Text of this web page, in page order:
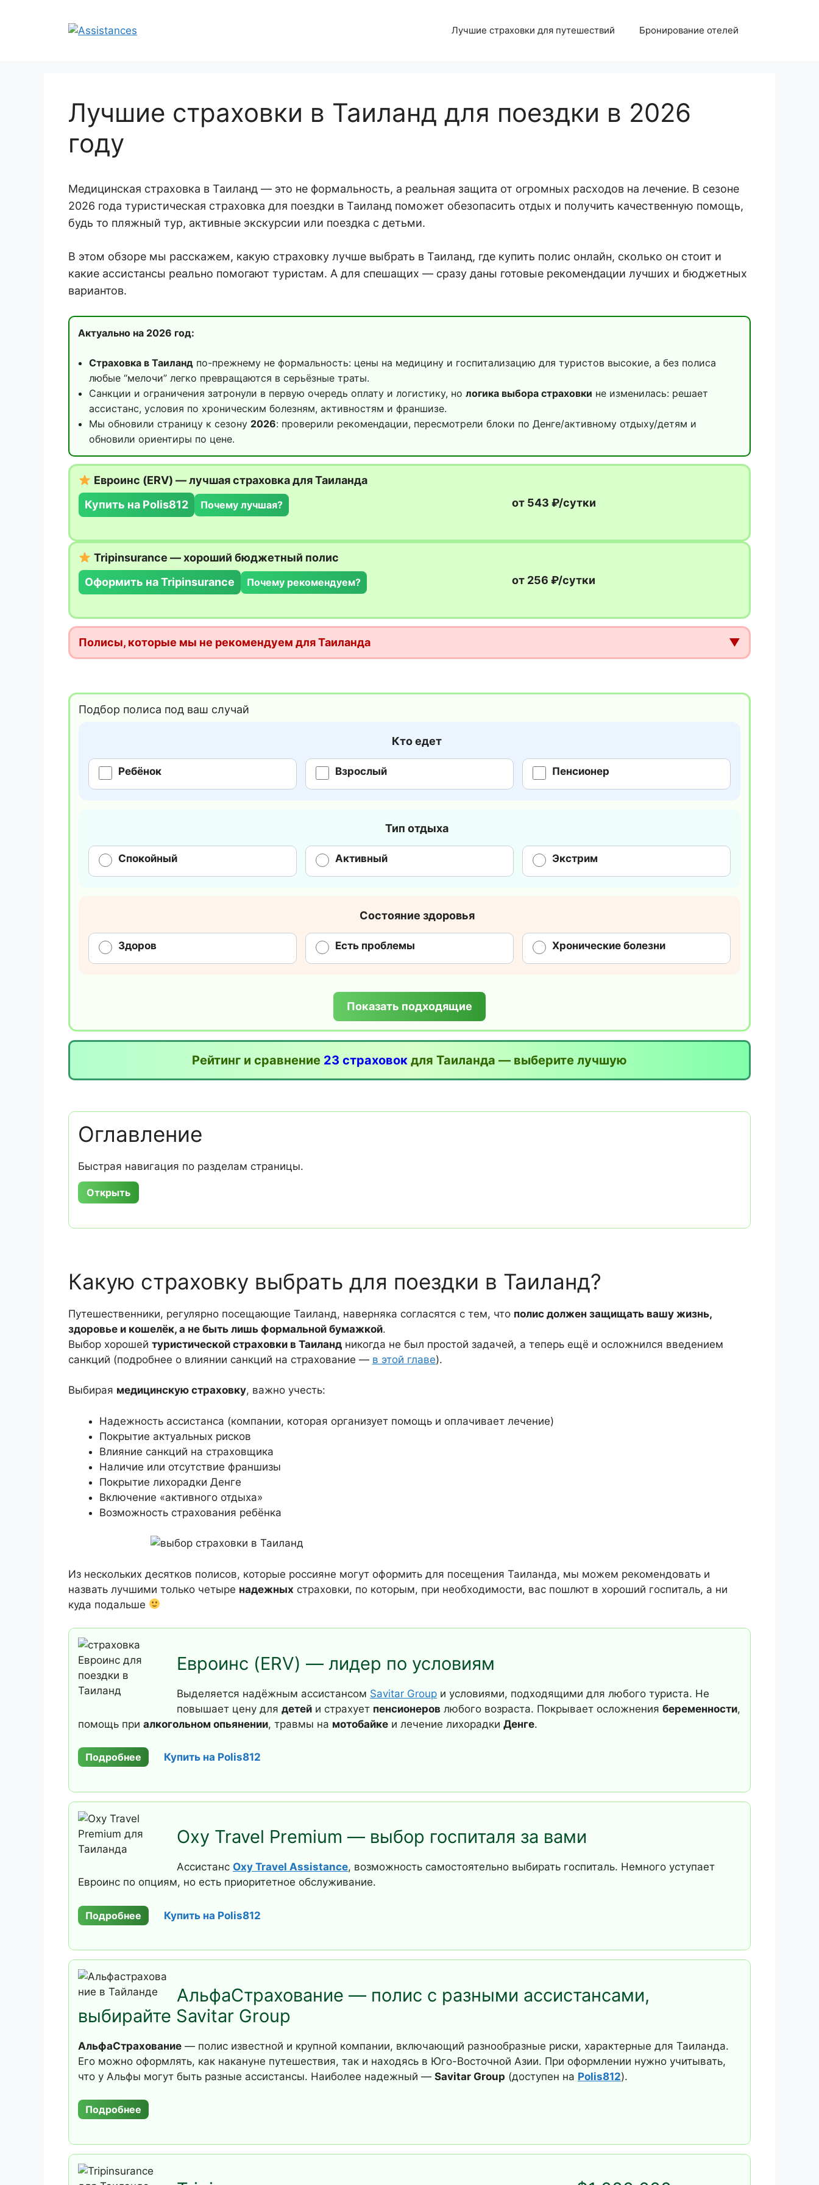
Лучшие страховки для путешествий Бронирование отелей
Лучшие страховки в Таиланд для поездки в 2026
году
Медицинская страховка в Таиланд — это не формальность, а реальная защита от огромных расходов на лечение. В сезоне
2026 года туристическая страховка для поездки в Таиланд поможет обезопасить отдых и получить качественную помощь,
будь то пляжный тур, активные экскурсии или поездка с детьми.
В этом обзоре мы расскажем, какую страховку лучше выбрать в Таиланд, где купить полис онлайн, сколько он стоит и
какие ассистансы реально помогают туристам. А для спешащих — сразу даны готовые рекомендации лучших и бюджетных
вариантов.
Актуально на 2026 год:
Страховка в Таиланд по-прежнему не формальность: цены на медицину и госпитализацию для туристов высокие, а без полиса
любые “мелочи” легко превращаются в серьёзные траты.
Санкции и ограничения затронули в первую очередь оплату и логистику, но логика выбора страховки не изменилась: решает
ассистанс, условия по хроническим болезням, активностям и франшизе.
Мы обновили страницу к сезону 2026: проверили рекомендации, пересмотрели блоки по Денге/активному отдыху/детям и
обновили ориентиры по цене.
Евроинс (ERV) — лучшая страховка для Таиланда
Купить на Polis812
Почему лучшая? от 543 ₽/сутки
Tripinsurance — хороший бюджетный полис
Оформить на Tripinsurance
Почему рекомендуем? от 256 ₽/сутки
Полисы, которые мы не рекомендуем для Таиланда ▼
Подбор полиса под ваш случай
Кто едет
Ребёнок Взрослый Пенсионер
Тип отдыха
Спокойный Активный Экстрим
Состояние здоровья
Здоров Есть проблемы Хронические болезни
Показать подходящие
Рейтинг и сравнение 23 страховок для Таиланда — выберите лучшую
Оглавление
Быстрая навигация по разделам страницы.
Открыть
Какую страховку выбрать для поездки в Таиланд?
Путешественники, регулярно посещающие Таиланд, наверняка согласятся с тем, что полис должен защищать вашу жизнь,
здоровье и кошелёк, а не быть лишь формальной бумажкой.
Выбор хорошей туристической страховки в Таиланд никогда не был простой задачей, а теперь ещё и осложнился введением
санкций (подробнее о влиянии санкций на страхование — в этой главе).
Выбирая медицинскую страховку, важно учесть:
Надежность ассистанса (компании, которая организует помощь и оплачивает лечение)
Покрытие актуальных рисков
Влияние санкций на страховщика
Наличие или отсутствие франшизы
Покрытие лихорадки Денге
Включение «активного отдыха»
Возможность страхования ребёнка
Из нескольких десятков полисов, которые россияне могут оформить для посещения Таиланда, мы можем рекомендовать и
назвать лучшими только четыре надежных страховки, по которым, при необходимости, вас пошлют в хороший госпиталь, а ни
куда подальше
Евроинс (ERV) — лидер по условиям
Выделяется надёжным ассистансом Savitar Group и условиями, подходящими для любого туриста. Не
повышает цену для детей и страхует пенсионеров любого возраста. Покрывает осложнения беременности,
помощь при алкогольном опьянении, травмы на мотобайке и лечение лихорадки Денге.
Подробнее Купить на Polis812
Oxy Travel Premium — выбор госпиталя за вами
Ассистанс Oxy Travel Assistance, возможность самостоятельно выбирать госпиталь. Немного уступает
Евроинс по опциям, но есть приоритетное обслуживание.
Подробнее Купить на Polis812
АльфаСтрахование — полис с разными ассистансами,
выбирайте Savitar Group
АльфаСтрахование — полис известной и крупной компании, включающий разнообразные риски, характерные для Таиланда.
Его можно оформлять, как накануне путешествия, так и находясь в Юго-Восточной Азии. При оформлении нужно учитывать,
что у Альфы могут быть разные ассистансы. Наиболее надежный — Savitar Group (доступен на Polis812).
Подробнее